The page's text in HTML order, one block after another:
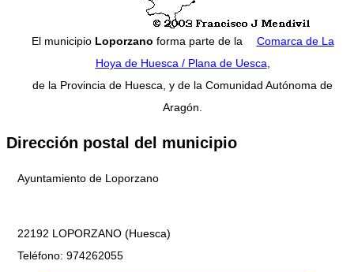
El municipio Loporzano forma parte de la
Comarca de La
Hoya de Huesca / Plana de Uesca,
de la Provincia de Huesca, y de la Comunidad Autónoma de
Aragón.
Dirección postal del municipio
Ayuntamiento de Loporzano
22192 LOPORZANO (Huesca)
Teléfono: 974262055